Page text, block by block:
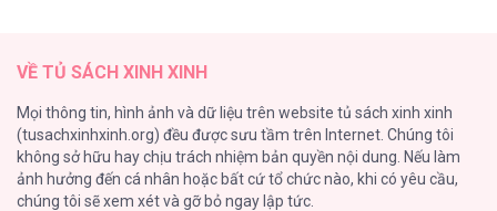
132
ONESHOT CHỊCH
118
VỀ TỦ SÁCH XINH XINH
Mọi thông tin, hình ảnh và dữ liệu trên website tủ sách xinh xinh
(tusachxinhxinh.org) đều được sưu tầm trên Internet. Chúng tôi
không sở hữu hay chịu trách nhiệm bản quyền nội dung. Nếu làm
ảnh hưởng đến cá nhân hoặc bất cứ tổ chức nào, khi có yêu cầu,
chúng tôi sẽ xem xét và gỡ bỏ ngay lập tức.